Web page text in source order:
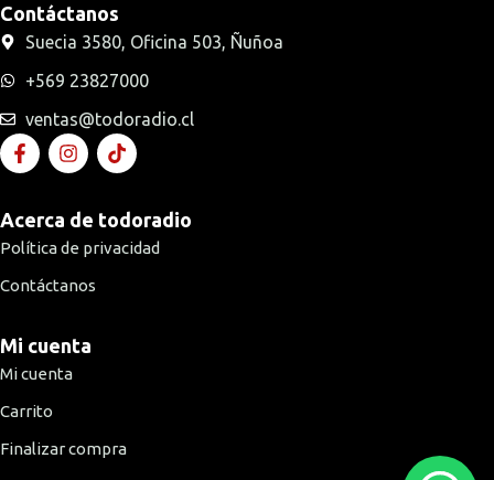
Contáctanos
Suecia 3580, Oficina 503, Ñuñoa
+569 23827000
ventas@todoradio.cl
Acerca de todoradio
Política de privacidad
Contáctanos
Mi cuenta
Mi cuenta
Carrito
Finalizar compra